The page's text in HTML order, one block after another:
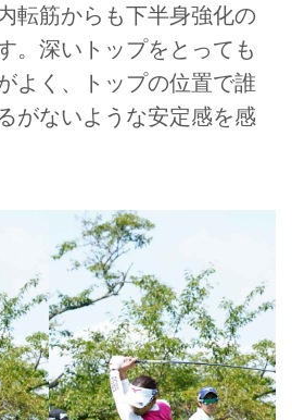
転筋からも下半身強化の
。深いトップをとっても
よく、トップの位置で誰
がないような安定感を感